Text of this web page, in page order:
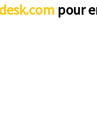
pour